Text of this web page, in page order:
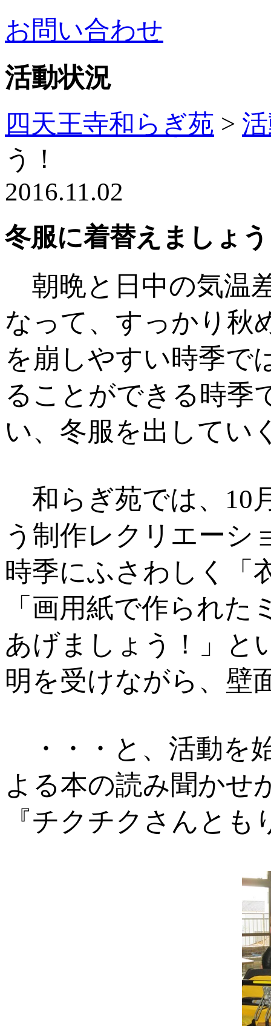
お問い合わせ
活動状況
四天王寺和らぎ苑 >
う！
2016.11.02
冬服に着替えましょ
朝晩と日中の気温
なって、すっかり秋
を崩しやすい時季で
ることができる時季
い、冬服を出してい
和らぎ苑では、10
う制作レクリエーシ
時季にふさわしく「
「画用紙で作られ
あげましょう！」と
明を受けながら、壁
・・・と、活動を
よる本の読み聞かせ
『チクチクさんと